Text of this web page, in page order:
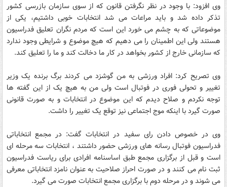
وی افزود: با وجود در نظر نگرفتن قانون که از سوی سازمان بازرسی کشور
تذکر داده شد و باید مراعات می شد انتخابات خوبی داشتیم، یکی از
موضوعاتی که به چشم می خورد این است که مردم نگران تعلیق فدراسیون
هستند ولی این اطمینان را می دهیم که هیچ موضوع و شرایطی وجود ندارد
که سازمانی خارج از کشور بخواهد در کار ما دخالت کند و ما را تعلیق کند.
وی تصریح کرد: افراد ورزشی به من گوشزد می کردند برگ برنده یک وزیر
تغییر و تحولی فوری در فوتبال است ولی من به هیچ یک از این گفته ها
توجه نکردم و صلاح دیدم که این موضوع در انتخابات و به صورت قانونی
صورت گیرد با اینکه موج اجتماعی نیز توقع یک تغییر را داشت.
وی در خصوص دادن رای سفید در انتخابات گفت: در مجمع انتخاباتی
فدراسیون فوتبال رسانه های ورزشی حضور داشتند ، انتخابات سه مرحله ای
است و قبل از برگزاری مجمع طبق اساسنامه افرادی برای ریاست فدراسیون
ثبت نام می کنند و در صورت احراز صلاحیت به عنوان نامزد انتخاباتی معرفی
می شوند و در مرحله دوم با برگزاری مجمع انتخابات صورت می گیرد.